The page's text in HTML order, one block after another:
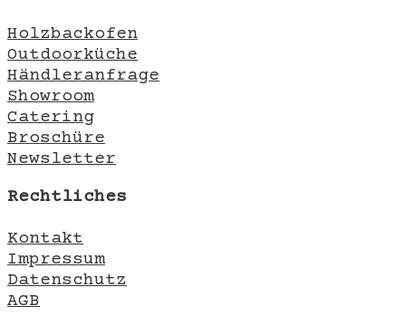
Holzbackofen
Outdoorküche
Händleranfrage
Showroom
Catering
Broschüre
Newsletter
Rechtliches
Kontakt
Impressum
Datenschutz
AGB